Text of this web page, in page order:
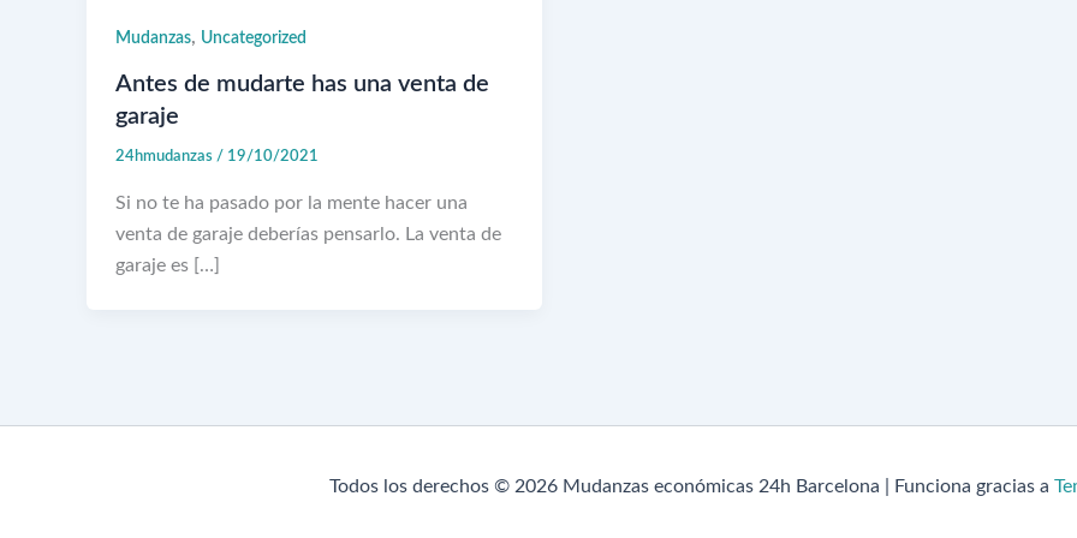
Mudanzas, Uncategorized
Antes de mudarte has una venta de
garaje
24hmudanzas / 19/10/2021
Si no te ha pasado por la mente hacer una
venta de garaje deberías pensarlo. La venta de
garaje es […]
Todos los derechos © 2026 Mudanzas económicas 24h Barcelona | Funciona gracias a